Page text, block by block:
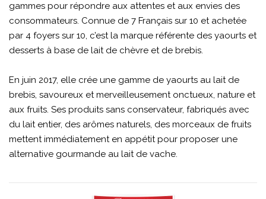
gammes pour répondre aux attentes et aux envies des
consommateurs. Connue de 7 Français sur 10 et achetée
par 4 foyers sur 10, c’est la marque référente des yaourts et
desserts à base de lait de chèvre et de brebis.
En juin 2017, elle crée une gamme de yaourts au lait de
brebis, savoureux et merveilleusement onctueux, nature et
aux fruits. Ses produits sans conservateur, fabriqués avec
du lait entier, des arômes naturels, des morceaux de fruits
mettent immédiatement en appétit pour proposer une
alternative gourmande au lait de vache.